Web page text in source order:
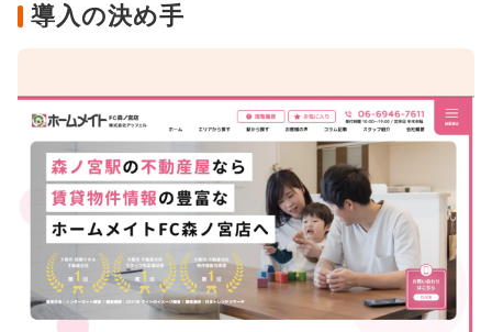
導入の決め手